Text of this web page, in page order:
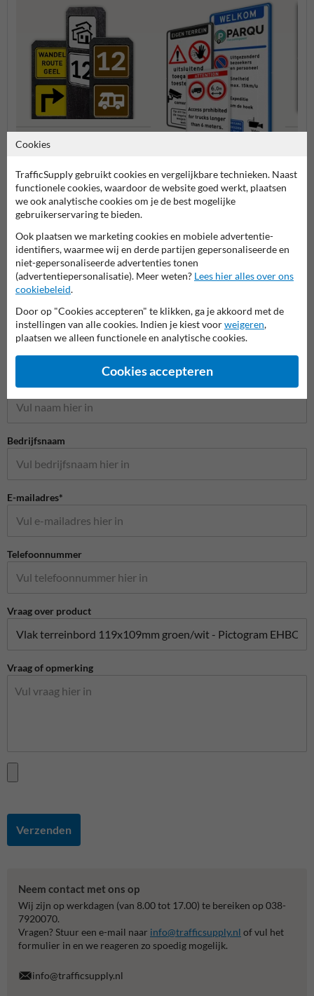
Entree- en toegangsborden
Stel je vraag aan Scheepvaartbord.nl
Naam*
Bedrijfsnaam
E-mailadres*
Telefoonnummer
Vraag over product
Vraag of opmerking
Verzenden
Neem contact met ons op
Wij zijn op werkdagen (van 8.00 tot 17.00) te bereiken op 038-
7920070.
Vragen? Stuur een e-mail naar info@trafficsupply.nl of vul het
formulier in en we reageren zo spoedig mogelijk.
info@trafficsupply.nl
Cookies
TrafficSupply gebruikt cookies en vergelijkbare technieken. Naast
functionele cookies, waardoor de website goed werkt, plaatsen
we ook analytische cookies om je de best mogelijke
gebruikerservaring te bieden.
Ook plaatsen we marketing cookies en mobiele advertentie-
identifiers, waarmee wij en derde partijen gepersonaliseerde en
niet-gepersonaliseerde advertenties tonen
(advertentiepersonalisatie). Meer weten? Lees hier alles over ons
cookiebeleid.
Door op "Cookies accepteren" te klikken, ga je akkoord met de
instellingen van alle cookies. Indien je kiest voorweigeren,
plaatsen we alleen functionele en analytische cookies.
Cookies accepteren